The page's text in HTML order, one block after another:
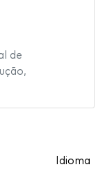
de
,
Idioma